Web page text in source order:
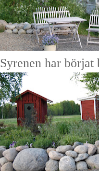
Syrenen har börjat